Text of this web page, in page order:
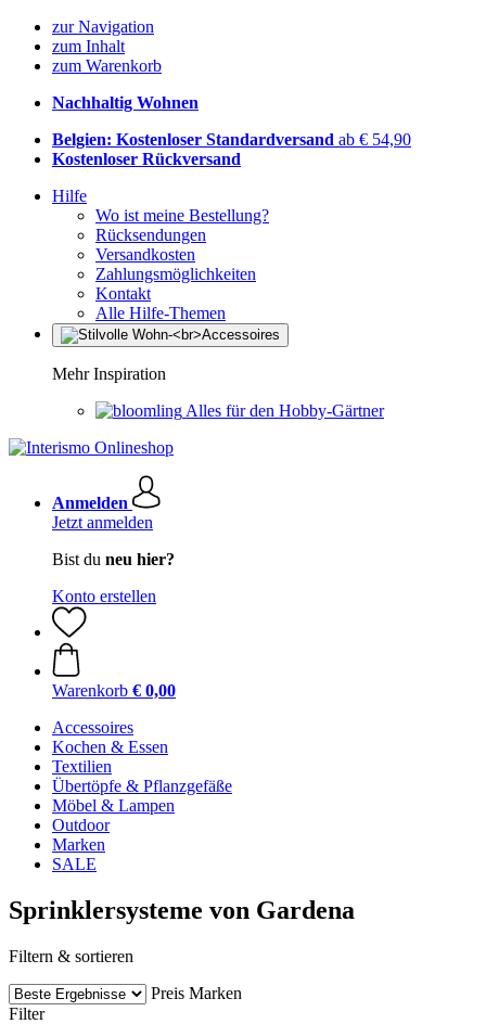
zur Navigation
zum Inhalt
zum Warenkorb
Nachhaltig Wohnen
Belgien: Kostenloser Standardversand ab € 54,90
Kostenloser Rückversand
Hilfe
Wo ist meine Bestellung?
Rücksendungen
Versandkosten
Zahlungsmöglichkeiten
Kontakt
Alle Hilfe-Themen
Mehr Inspiration
Alles für den Hobby-Gärtner
Anmelden
Jetzt anmelden
Bist du neu hier?
Konto erstellen
Warenkorb € 0,00
Accessoires
Kochen & Essen
Textilien
Übertöpfe & Pflanzgefäße
Möbel & Lampen
Outdoor
Marken
SALE
Sprinklersysteme von Gardena
Filtern & sortieren
Preis Marken
Filter